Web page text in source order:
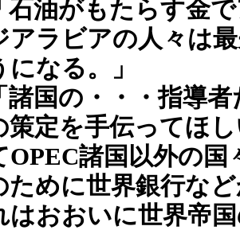
油がもたらす金
アラビアの人々は
になる。」
国の・・・指導者
策定を手伝ってほ
OPEC諸国以外の
ために世界銀行な
はおおいに世界帝